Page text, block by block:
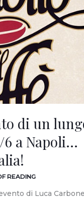
di un
a Napoli…
READING
di Luca